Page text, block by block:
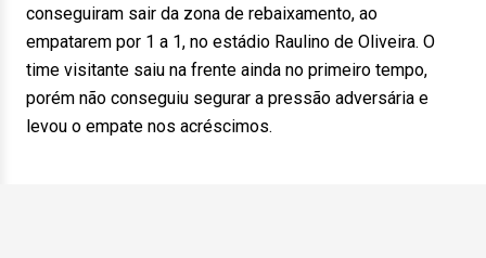
conseguiram sair da zona de rebaixamento, ao
empatarem por 1 a 1, no estádio Raulino de Oliveira. O
time visitante saiu na frente ainda no primeiro tempo,
porém não conseguiu segurar a pressão adversária e
levou o empate nos acréscimos.